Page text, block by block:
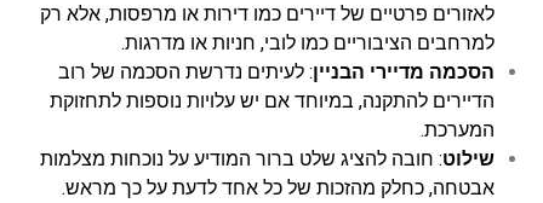
לאזורים פרטיים של דיירים כמו דירות או מרפסות, אלא רק
למרחבים הציבוריים כמו לובי, חניות או מדרגות.
הסכמה מדיירי הבניין: לעיתים נדרשת הסכמה של רוב
הדיירים להתקנה, במיוחד אם יש עלויות נוספות לתחזוקת
המערכת.
שילוט: חובה להציג שלט ברור המודיע על נוכחות מצלמות
אבטחה, כחלק מהזכות של כל אחד לדעת על כך מראש.